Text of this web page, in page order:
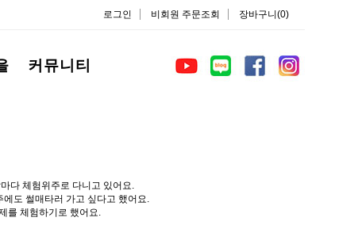
로그인 비회원 주문조회 장바구니(0)
커뮤니티
다 체험위주로 다니고 있어요.
도 썰매타러 가고 싶다고 했어요.
를 체험하기로 했어요.